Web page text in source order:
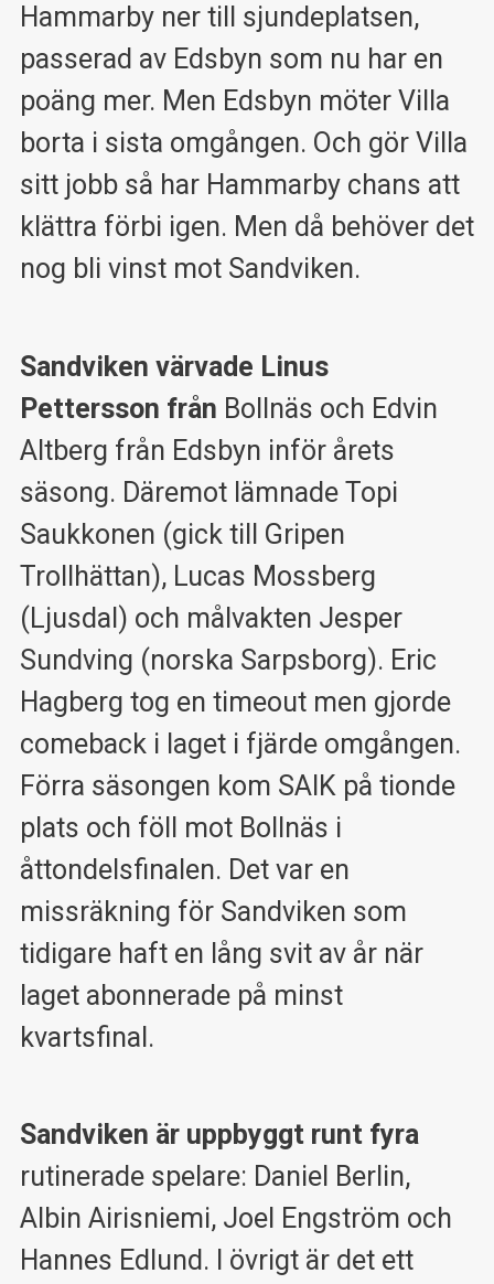
Hammarby ner till sjundeplatsen,
passerad av Edsbyn som nu har en
poäng mer. Men Edsbyn möter Villa
borta i sista omgången. Och gör Villa
sitt jobb så har Hammarby chans att
klättra förbi igen. Men då behöver det
nog bli vinst mot Sandviken.
Sandviken värvade Linus
Pettersson från Bollnäs och Edvin
Altberg från Edsbyn inför årets
säsong. Däremot lämnade Topi
Saukkonen (gick till Gripen
Trollhättan), Lucas Mossberg
(Ljusdal) och målvakten Jesper
Sundving (norska Sarpsborg). Eric
Hagberg tog en timeout men gjorde
comeback i laget i fjärde omgången.
Förra säsongen kom SAIK på tionde
plats och föll mot Bollnäs i
åttondelsfinalen. Det var en
missräkning för Sandviken som
tidigare haft en lång svit av år när
laget abonnerade på minst
kvartsfinal.
Sandviken är uppbyggt runt fyra
rutinerade spelare: Daniel Berlin,
Albin Airisniemi, Joel Engström och
Hannes Edlund. I övrigt är det ett